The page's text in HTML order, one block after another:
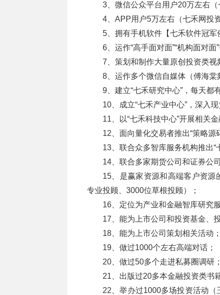
3、微信公众平台用户20万左右
4、APP用户5万左右（七禾网投
5、拥有手机软件【七禾软件冠
6、运作“高手面对面”“机构面对
7、策划和制作大量原创投资类
8、运作多个微信自媒体（傅海
9、建立“七禾研究中心”，每天都
10、成立“七禾产业中心”，深入
11、以“七禾科技中心”开展相关
12、面向量化交易者推出“策略源
13、联合众多智库服务机构推出
14、联合多家期货公司和证券公
15、是赢家资源和高端客户资
专业投顾、3000位草根投顾）；
16、定位为产业和金融智库研究
17、能为上市公司和投资基金、
18、能为上市公司策划相关活动
19、做过1000个左右高端对话；
20、做过50多个走进私募圈调研
21、出版过20多本金融投资类书
22、举办过1000多场投资活动